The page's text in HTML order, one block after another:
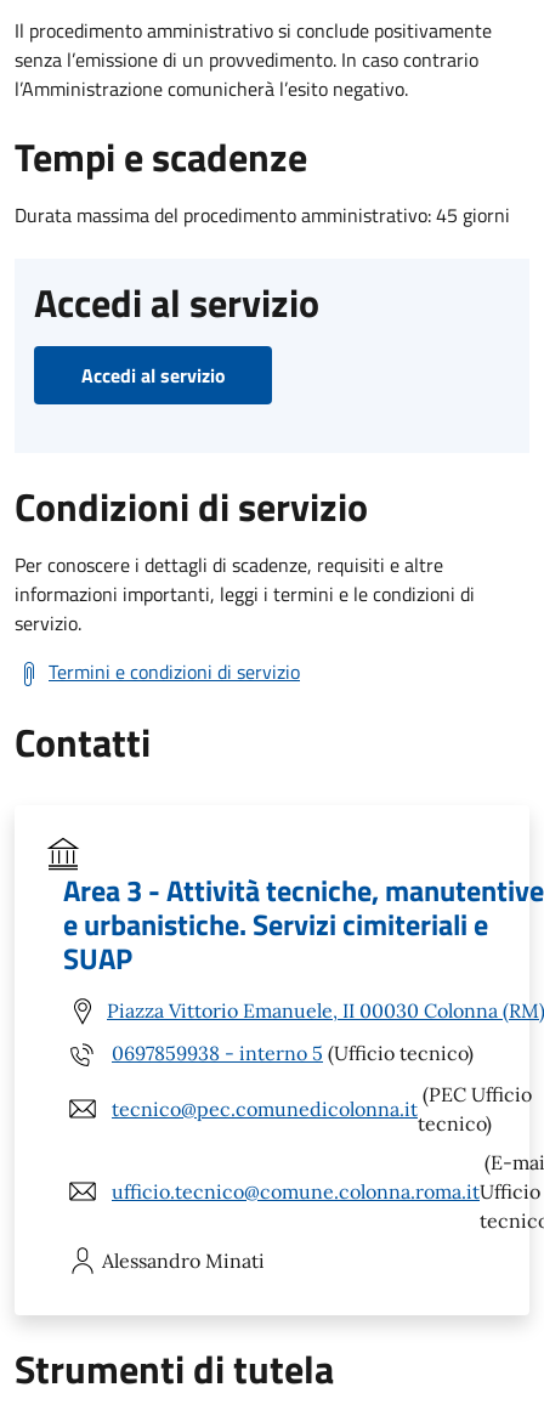
Il procedimento amministrativo si conclude positivamente
senza l’emissione di un provvedimento. In caso contrario
l’Amministrazione comunicherà l’esito negativo.
Tempi e scadenze
Durata massima del procedimento amministrativo: 45 giorni
Accedi al servizio
Accedi al servizio
Condizioni di servizio
Per conoscere i dettagli di scadenze, requisiti e altre
informazioni importanti, leggi i termini e le condizioni di
servizio.
Termini e condizioni di servizio
Contatti
Area 3 - Attività tecniche, manutentive
e urbanistiche. Servizi cimiteriali e
SUAP
Piazza Vittorio Emanuele, II 00030 Colonna (RM)
0697859938 - interno 5 (Ufficio tecnico)
tecnico@pec.comunedicolonna.it
(PEC Ufficio
tecnico)
ufficio.tecnico@comune.colonna.roma.it
(E-
Ufficio
Alessandro Minati
Strumenti di tutela